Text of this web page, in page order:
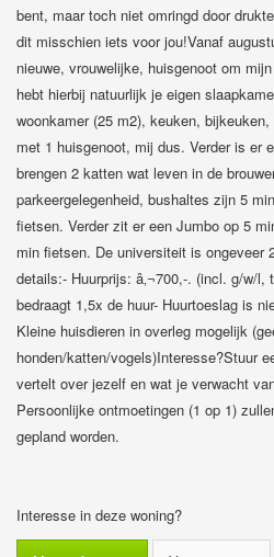
bent, maar toch niet omringd door
dit misschien iets voor jou!Vanaf
nieuwe, vrouwelijke, huisgenoot om
hebt hierbij natuurlijk je eigen
woonkamer (25 m2), keuken,
met 1 huisgenoot, mij dus. Verder is er
brengen 2 katten wat leven in de
parkeergelegenheid, bushaltes zijn 5
fietsen. Verder zit er een Jumbo op 5
min fietsen. De universiteit is ongeveer
details:- Huurprijs: â‚¬700,-. (incl. g/w/l,
bedraagt 1,5x de huur- Huurtoeslag is
Kleine huisdieren in overleg mogelijk
honden/katten/vogels)Interesse?Stuur
vertelt over jezelf en wat je verwacht
Persoonlijke ontmoetingen (1 op 1)
gepland worden.
Interesse in deze woning?